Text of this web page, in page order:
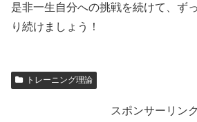
是非一生自分への挑戦を続けて、ず
り続けましょう！
トレーニング理論
スポンサーリンク